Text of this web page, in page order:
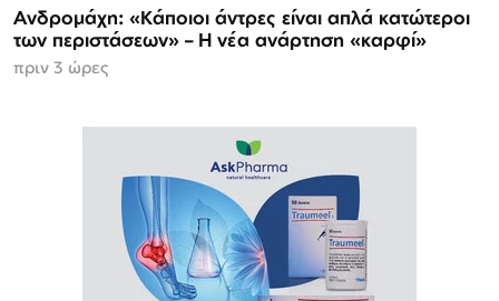
Ανδρομάχη: «Κάποιοι άντρες είναι απλά κατώτεροι
των περιστάσεων» – Η νέα ανάρτηση «καρφί»
πριν 3 ώρες